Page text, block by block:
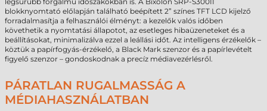
blokknyomtató előlapján található beépített 2” színes TFT LCD kijelző
forradalmasítja a felhasználói élményt: a kezelők valós időben
követhetik a nyomtatási állapotot, az esetleges hibaüzeneteket és a
beállításokat, minimalizálva ezzel a leállási időt. Az intelligens érzékelők –
köztük a papírfogyás-érzékelő, a Black Mark szenzor és a papírlevételt
figyelő szenzor – gondoskodnak a precíz médiavezérlésről.
PÁRATLAN RUGALMASSÁG A
MÉDIAHASZNÁLATBAN